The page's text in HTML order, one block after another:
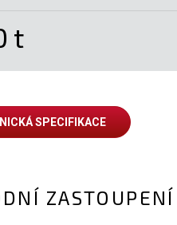
t
SPECIFIKACE
ZASTOUPENÍ